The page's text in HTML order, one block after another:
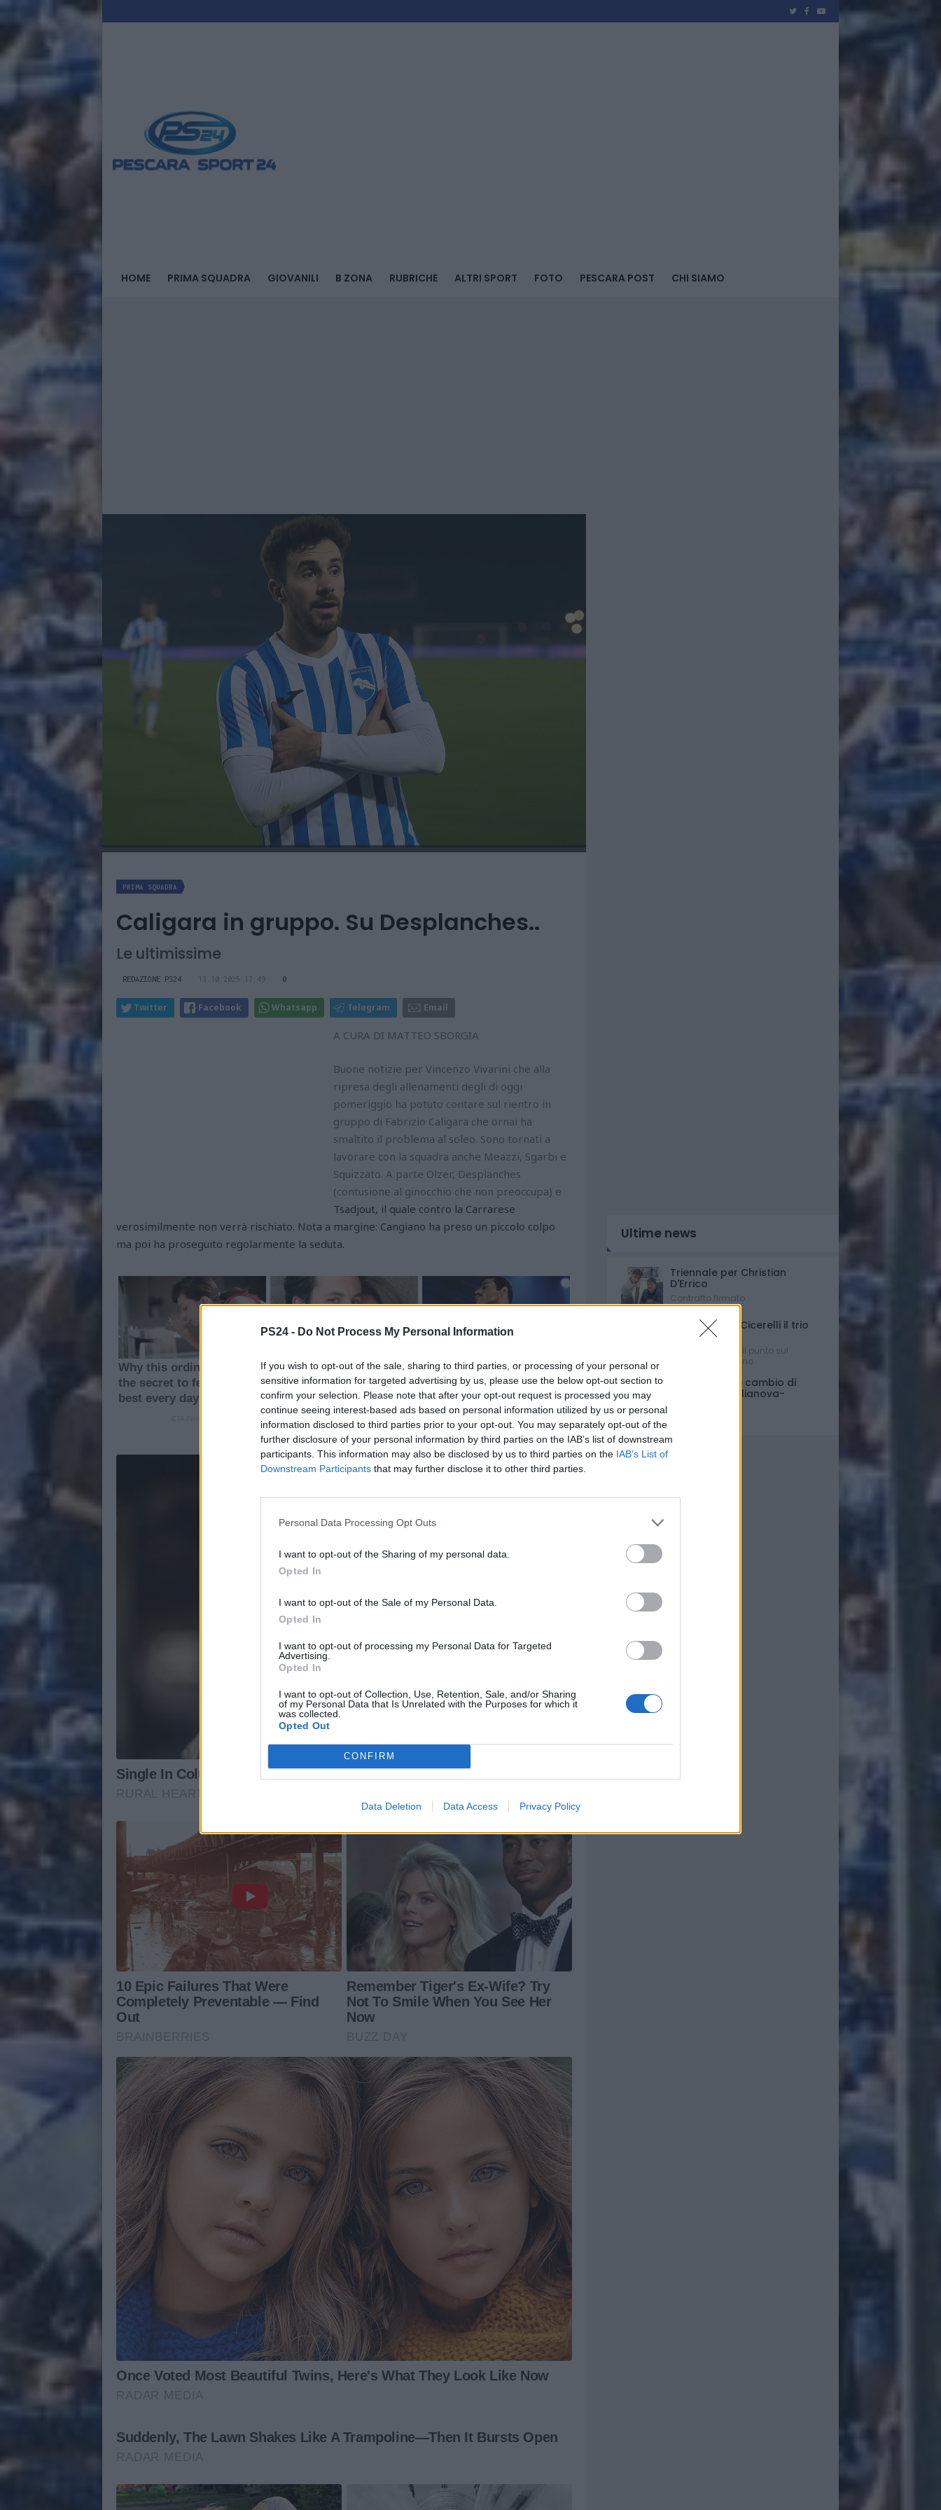
PS24 - Do Not Process My Personal Information
If you wish to opt-out of the sale, sharing to third parties, or processing of your personal or
sensitive information for targeted advertising by us, please use the below opt-out section to
confirm your selection. Please note that after your opt-out request is processed you may
continue seeing interest-based ads based on personal information utilized by us or personal
information disclosed to third parties prior to your opt-out. You may separately opt-out of the
further disclosure of your personal information by third parties on the IAB’s list of downstream
participants. This information may also be disclosed by us to third parties on the IAB’s List of
Downstream Participants that may further disclose it to other third parties.
Personal Data Processing Opt Outs
I want to opt-out of the Sharing of my personal data.
Opted In
I want to opt-out of the Sale of my Personal Data.
Opted In
I want to opt-out of processing my Personal Data for Targeted
Advertising.
Opted In
I want to opt-out of Collection, Use, Retention, Sale, and/or Sharing
of my Personal Data that Is Unrelated with the Purposes for which it
was collected.
Opted Out
CONFIRM
Data Deletion Data Access Privacy Policy
HOME PRIMA SQUADRA GIOVANILI B ZONA RUBRICHE ALTRI SPORT FOTO PESCARA POST CHI SIAMO
PRIMA SQUADRA
Caligara in gruppo. Su Desplanches..
Le ultimissime
REDAZIONE PS24 13.10.2025 17:49 0
Twitter Facebook Whatsapp Telegram Email
A CURA DI MATTEO SBORGIA
Buone notizie per Vincenzo Vivarini che alla
ripresa degli allenamenti degli di oggi
pomeriggio ha potuto contare sul rientro in
gruppo di Fabrizio Caligara che ornai ha
smaltito il problema al soleo. Sono tornati a
lavorare con la squadra anche Meazzi, Sgarbi e
Squizzato. A parte Olzer, Desplanches
(contusione al ginocchio che non preoccupa) e
Tsadjout, il quale contro la Carrarese
verosimilmente non verrà rischiato. Nota a margine: Cangiano ha preso un piccolo colpo
ma poi ha proseguito regolarmente la seduta.
Ultime news
Triennale per Christian
D'Errico
Contratto firmato
Russo-Parigi-Cicerelli il trio
per Buscè?
Ipotesi e rumors: il punto sul
mercato del Delfino
Porte chiuse e cambio di
orario per Giulianova-